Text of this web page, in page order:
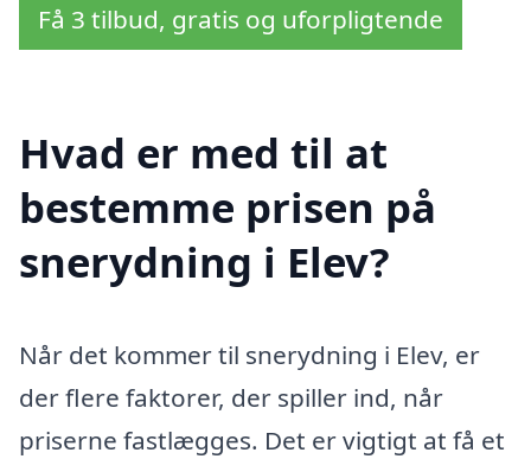
Få 3 tilbud, gratis og uforpligtende
Hvad er med til at
bestemme prisen på
snerydning i Elev?
Når det kommer til snerydning i Elev, er
der flere faktorer, der spiller ind, når
priserne fastlægges. Det er vigtigt at få et